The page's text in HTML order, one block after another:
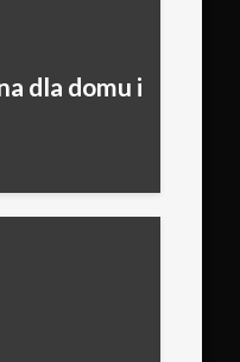
dla domu i